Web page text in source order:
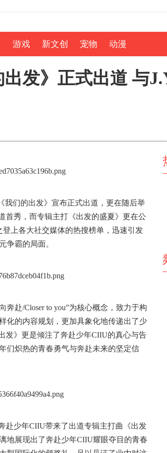
游戏 新文创 宠物 动漫
发》正式出道 与
我们的出发》宣布正式出道，更在随后举
首秀，而专辑主打《出发的盛夏》更在公
上各大社交媒体的热搜榜单，迅速引发
争霸的局面。
赴/Closer to you”为核心概念，致力于构
化的内容规划，更加具象化地传递出了少
发》更是倾注了奔赴少年CIIU的真心与告
们炽热的青春勇气与奔赴未来的坚定信
赴少年CIIU带来了出道专辑主打曲《出发
地展现出了奔赴少年CIIU耀眼夺目的青春